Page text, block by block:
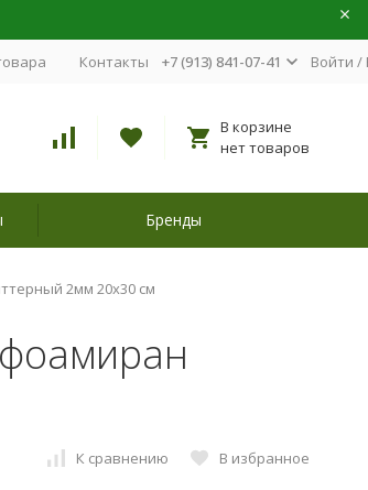
Контакты +7 (913) 841-07-41 Войти /
В корзине
нет товаров
Бренды
2мм 20х30 см
К сравнению В избранное